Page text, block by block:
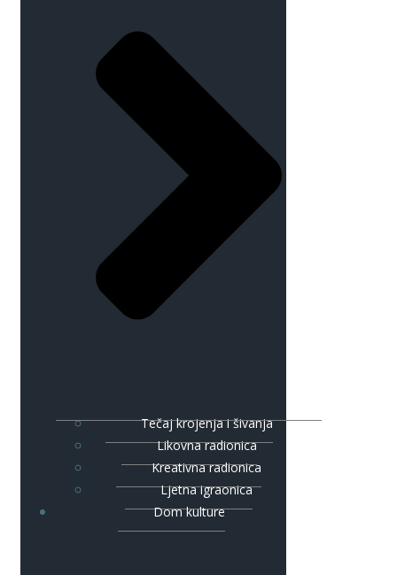
Tečaj krojenja i šivanja
Likovna radionica
Kreativna radionica
Ljetna igraonica
Dom kulture